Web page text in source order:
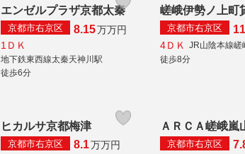
エンゼルプラザ京都太秦
京都市右京区 8.15万万円
1ＤＫ
地下鉄東西線太秦天神川駅
徒歩6分
嵯峨伊勢ノ上町
京都市右京区 11
4ＤＫ
JR山陰本線嵯
徒歩8分
ヒカルサ京都梅津
京都市右京区 8.1万万円
ＡＲＣＡ嵯峨嵐
京都市右京区